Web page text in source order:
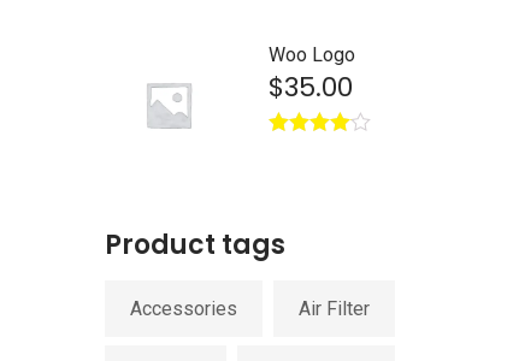
Woo Logo
$35.00
Product tags
Accessories Air Filter